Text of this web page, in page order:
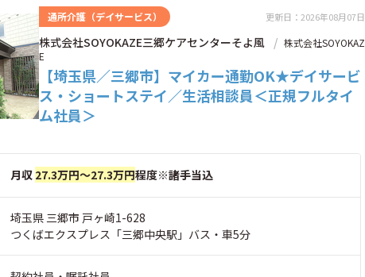
グでは専任スタッフや、同じユニットで家族同然に暮らすお仲間た
ち(ご入居者たち)とのコミュニケーションがあります。特養という
大きな施設でありながら、ここにはユニットごとに小規模単位の家
庭的な暮らしがあります。スタッフは一定期間、それぞれのユニッ
トを専任で担当するため、ご入居者にとって顔馴染みのスタッフは
まさに家族ともいうべき身近な存在となります。これまで歩んでこ
られた生き方は十人十色人です。さくらの杜は、一人ひとりの暮ら
し方を尊重し、人間の尊厳にふさわしい介護ケアをいたします。
通所介護（デイサービス） 更新日：2026年08月07日
株式会社SOYOKAZE三郷ケアセンターそよ風
株式会社SOYOKAZ
E
【埼玉県／三郷市】マイカー通勤OK★デイサービ
ス・ショートステイ／生活相談員＜正規フルタイ
ム社員＞
月収 27.3万円～27.3万円程度※諸手当込
埼玉県 三郷市 戸ヶ崎1-628
つくばエクスプレス「三郷中央駅」バス・車5分